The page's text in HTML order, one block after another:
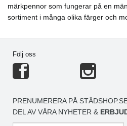
märkpennor som fungerar på en
sortiment i många olika färger och
Följ oss
PRENUMERERA PÅ
DEL AV VÅRA NYHETER &